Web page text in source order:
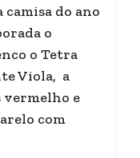
do ano
o
o Tetra
Viola, a
vermelho e
com